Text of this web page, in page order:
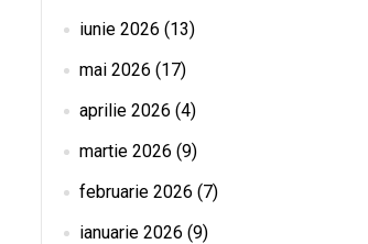
iunie 2026 (13)
mai 2026 (17)
aprilie 2026 (4)
martie 2026 (9)
februarie 2026 (7)
ianuarie 2026 (9)